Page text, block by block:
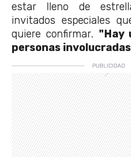
estar lleno de
invitados especiales
quiere confirmar. "Hay
personas